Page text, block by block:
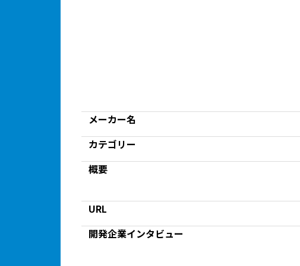
メーカー名
カテゴリー
概要
URL
開発企業インタビュー